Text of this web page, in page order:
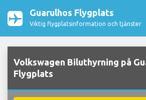
Guarulhos Flygplats
Viktig flygplatsinformation och tjänster
Volkswagen Biluthyrning på
Flygplats